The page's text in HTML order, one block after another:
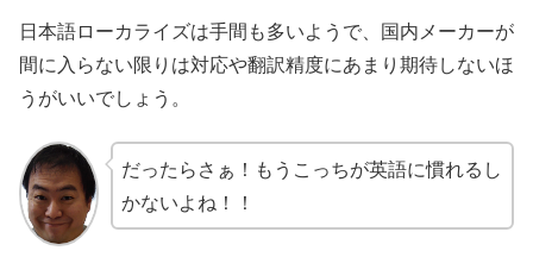
日本語ローカライズは手間も多いようで、国内メーカーが
間に入らない限りは対応や翻訳精度にあまり期待しないほ
うがいいでしょう。
だったらさぁ！もうこっちが英語に慣れるし
かないよね！！